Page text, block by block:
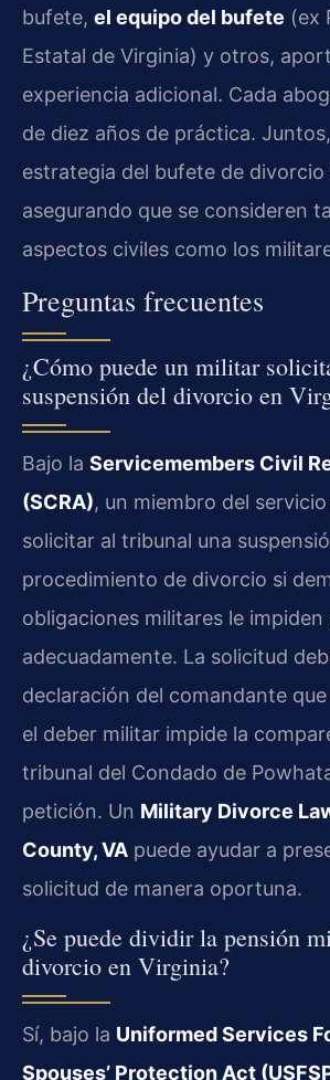
bufete, el equipo del bufete (ex
Estatal de Virginia) y otros,
experiencia adicional. Cada
de diez años de práctica.
estrategia del bufete de divorcio
asegurando que se consideren
aspectos civiles como los
Preguntas frecuentes
¿Cómo puede un militar
suspensión del divorcio en
Bajo la Servicemembers Civil
(SCRA), un miembro del
solicitar al tribunal una
procedimiento de divorcio si
obligaciones militares le
adecuadamente. La solicitud
declaración del comandante
el deber militar impide la
tribunal del Condado de
petición. Un Military Divorce
County, VA puede ayudar a
solicitud de manera oportuna.
¿Se puede dividir la pensión
divorcio en Virginia?
Sí, bajo la Uniformed Services
Spouses’ Protection Act